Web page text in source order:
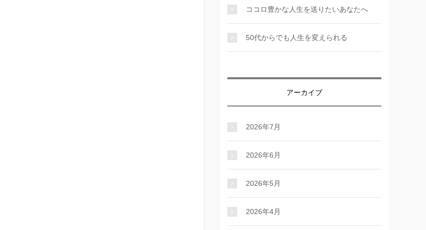
ココロ豊かな人生を送りたいあなたへ
50代からでも人生を変えられる
アーカイブ
2026年7月
2026年6月
2026年5月
2026年4月